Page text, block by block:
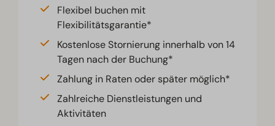
Flexibel buchen mit
Flexibilitätsgarantie*
Kostenlose Stornierung innerhalb von 14
Tagen nach der Buchung*
Zahlung in Raten oder später möglich*
Zahlreiche Dienstleistungen und
Aktivitäten